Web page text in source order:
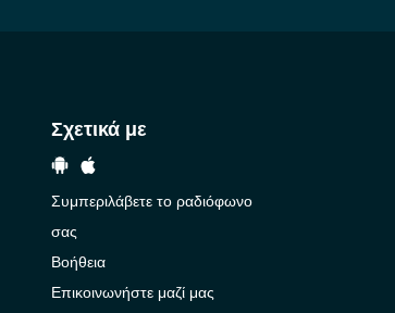
Σχετικά με
Συμπεριλάβετε το ραδιόφωνο
σας
Βοήθεια
Επικοινωνήστε μαζί μας